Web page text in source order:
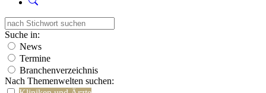
Suche in:
News
Termine
Branchenverzeichnis
Nach Themenwelten suchen: